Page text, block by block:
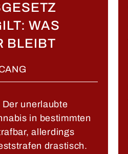
WAS
BLEIBT
unerlaubte
in bestimmten
allerdings
drastisch.